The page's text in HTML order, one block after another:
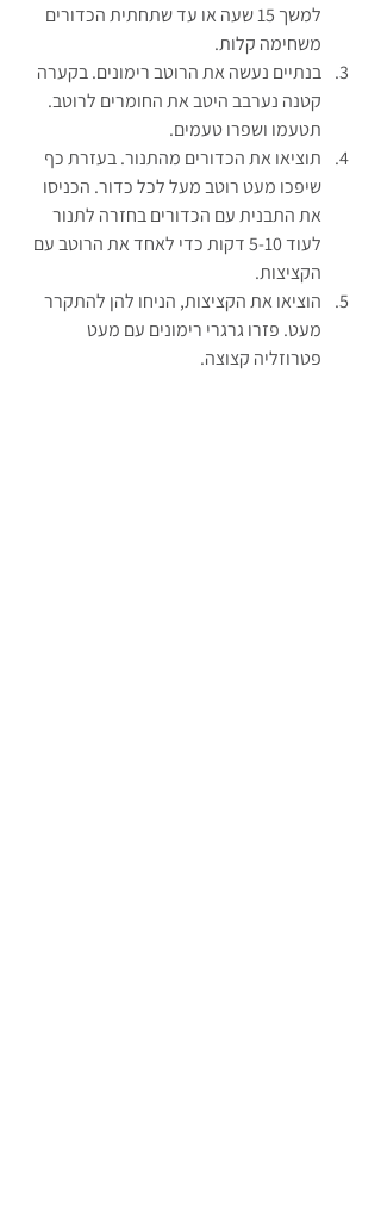
למשך 15 שעה או עד שתחתית הכדורים
משחימה קלות.
בנתיים נעשה את הרוטב רימונים. בקערה
קטנה נערבב היטב את החומרים לרוטב.
תטעמו ושפרו טעמים.
תוציאו את הכדורים מהתנור. בעזרת כף
שיפכו מעט רוטב מעל לכל כדור. הכניסו
את התבנית עם הכדורים בחזרה לתנור
לעוד 5-10 דקות כדי לאחד את הרוטב עם
הקציצות.
הוציאו את הקציצות, הניחו להן להתקרר
מעט. פזרו גרגרי רימונים עם מעט
פטרוזליה קצוצה.